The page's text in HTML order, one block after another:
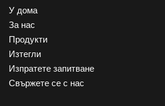
У дома
За нас
Продукти
Изтегли
Изпратете запитване
Свържете се с нас